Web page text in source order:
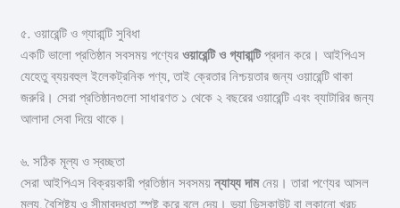
৫. ওয়ারেন্টি ও গ্যারান্টি সুবিধা
একটি ভালো প্রতিষ্ঠান সবসময় পণ্যেরওয়ারেন্টি ও গ্যারান্টিপ্রদান করে। আইপিএস
যেহেতু ব্যয়বহুল ইলেকট্রনিক পণ্য, তাই ক্রেতার নিশ্চয়তার জন্য ওয়ারেন্টি থাকা
জরুরি। সেরা প্রতিষ্ঠানগুলো সাধারণত ১ থেকে ২ বছরের ওয়ারেন্টি এবং ব্যাটারির জন্য
আলাদা সেবা দিয়ে থাকে।
৬. সঠিক মূল্য ও স্বচ্ছতা
সেরা আইপিএস বিক্রয়কারী প্রতিষ্ঠান সবসময়ন্যায্য দামনেয়। তারা পণ্যের আসল
মূল্য, বৈশিষ্ট্য ও সীমাবদ্ধতা স্পষ্ট করে বলে দেয়। ভুয়া ডিসকাউন্ট বা লুকানো খরচ